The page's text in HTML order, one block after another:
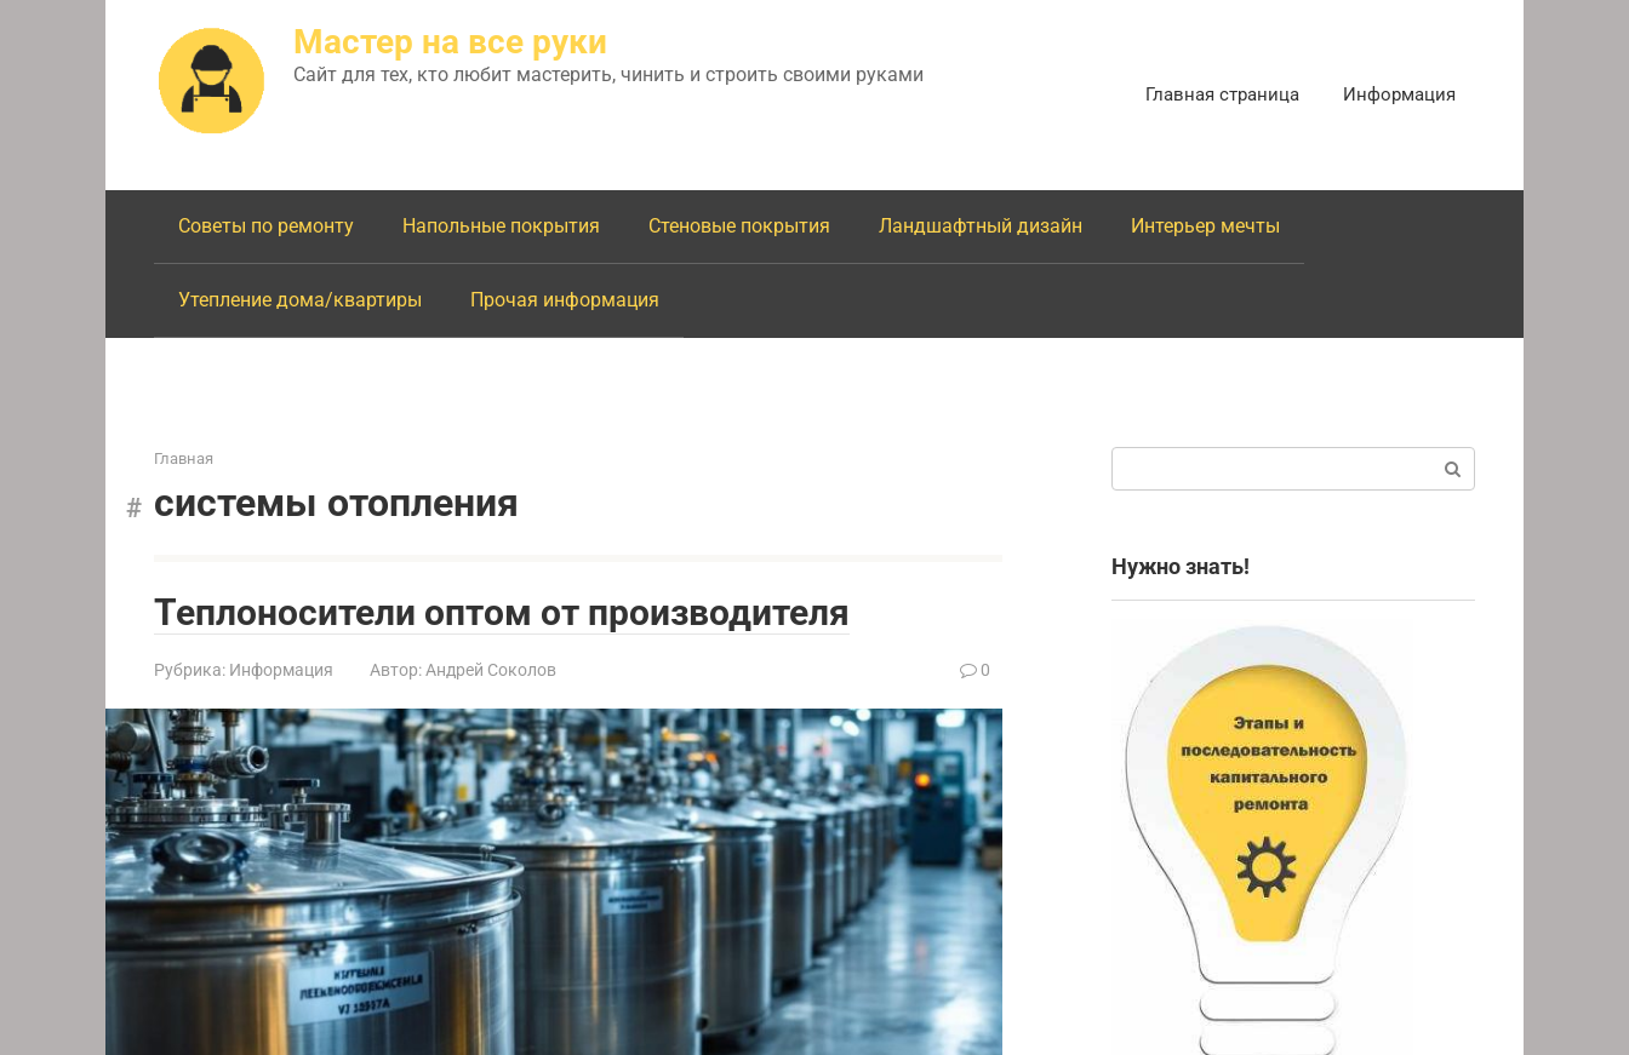
Мастер на все руки
Сайт для тех, кто любит мастерить, чинить и строить своими руками
Главная страница Информация
Советы по ремонту Напольные покрытия Стеновые покрытия Ландшафтный дизайн Интерьер мечты
Утепление дома/квартиры Прочая информация
Главная
системы отопления
Теплоносители оптом от производителя
Рубрика: Информация Автор: Андрей Соколов 0
Нужно знать!